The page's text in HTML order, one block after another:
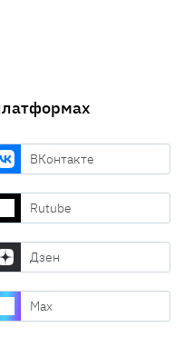
ВКонтакте
Rutube
Дзен
Max